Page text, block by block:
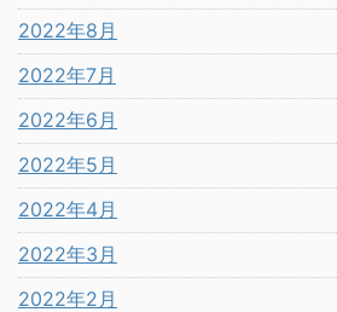
2022年8月
2022年7月
2022年6月
2022年5月
2022年4月
2022年3月
2022年2月